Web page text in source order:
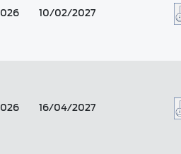
10/02/2027
16/04/2027